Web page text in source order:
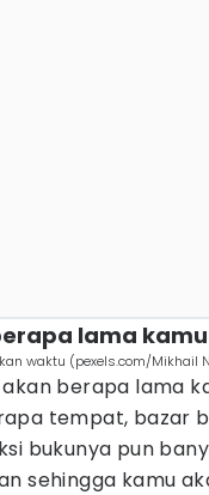
lama
waktu (pexels.com/Mikhail
berapa lama
tempat, bazar
bukunya pun
sehingga kamu